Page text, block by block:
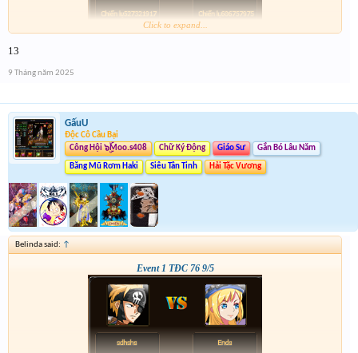
Click to expand...
13
9 Tháng năm 2025
GấuU
Độc Cô Cầu Bại
Công Hội ๖ۣۜMoo.s408
Chữ Ký Động Giáo Sư Gắn Bó Lâu Năm
Băng Mũ Rơm Haki Siêu Tân Tinh Hải Tặc Vương
Belinda said: ↑
Event 1 TĐC 76 9/5